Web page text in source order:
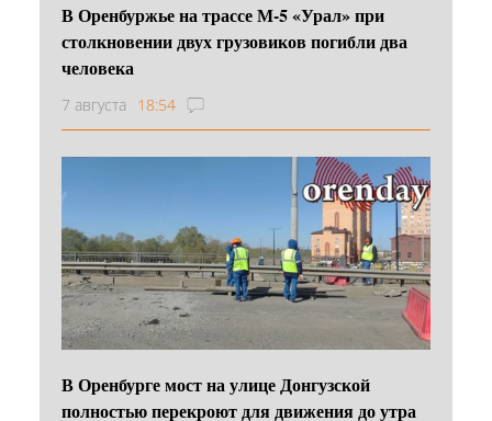
В Оренбуржье на трассе М-5 «Урал» при
столкновении двух грузовиков погибли два
человека
7 августа 18:54
В Оренбурге мост на улице Донгузской
полностью перекроют для движения до утра